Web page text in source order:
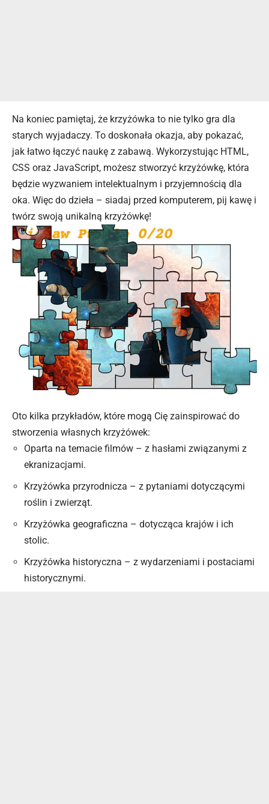
Na koniec pamiętaj, że krzyżówka to nie tylko gra dla
starych wyjadaczy. To doskonała okazja, aby pokazać,
jak łatwo łączyć naukę z zabawą. Wykorzystując HTML,
CSS oraz JavaScript, możesz stworzyć krzyżówkę, która
będzie wyzwaniem intelektualnym i przyjemnością dla
oka. Więc do dzieła – siadaj przed komputerem, pij kawę i
twórz swoją unikalną krzyżówkę!
Oto kilka przykładów, które mogą Cię zainspirować do
stworzenia własnych krzyżówek:
Oparta na temacie filmów – z hasłami związanymi z
ekranizacjami.
Krzyżówka przyrodnicza – z pytaniami dotyczącymi
roślin i zwierząt.
Krzyżówka geograficzna – dotycząca krajów i ich
stolic.
Krzyżówka historyczna – z wydarzeniami i postaciami
historycznymi.